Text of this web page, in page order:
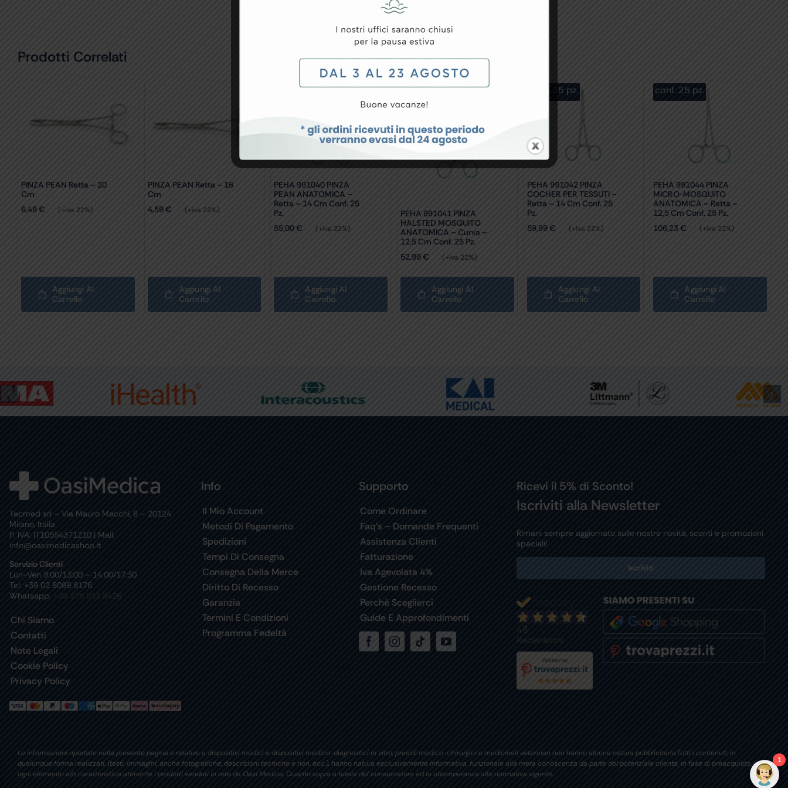
Prodotti Correlati
PINZA PEAN Retta – 20
Cm
6,48€ (+iva 22%)
Aggiungi Al
Carrello
PINZA PEAN Retta – 16
Cm
4,59 € (+iva 22%)
Aggiungi Al
Carrello
conf. 25 pz.
PEHA 991040 PINZA
PEAN ANATOMICA –
Retta – 14 Cm Conf. 25
Pz.
55,00€ (+iva 22%)
Aggiungi Al
Carrello
conf. 25 pz.
PEHA 991041 PINZA
HALSTED MOSQUITO
ANATOMICA – Curva –
12,5 Cm Conf. 25 Pz.
52,99 € (+iva 22%)
Aggiungi Al
Carrello
conf. 25 pz.
PEHA 991042 PINZA
COCHER PER TESSUTI –
Retta – 14 Cm Conf. 25
Pz.
59,99€ (+iva 22%)
Aggiungi Al
Carrello
conf. 25 pz.
PEHA 991044 PINZA
MICRO-MOSQUITO
ANATOMICA – Retta –
12,5 Cm Conf. 25 Pz.
106,23€ (+iva 22%)
Aggiungi Al
Carrello
Tecmed srl – Via Mauro Macchi, 8 – 20124
Milano, Italia
P. IVA: IT10554371210 | Mail:
info@oasimedicashop.it
Servizio Clienti
Lun-Ven 9:00/13:00 – 14:00/17:30
Tel: +39 02 8089 8176
Whatsapp: +39 375 933 8426
Chi Siamo
Contatti
Note Legali
Cookie Policy
Privacy Policy
Info
Il Mio Account
Metodi Di Pagamento
Spedizioni
Tempi Di Consegna
Consegna Della Merce
Diritto Di Recesso
Garanzia
Termini E Condizioni
Programma Fedeltà
Supporto
Come Ordinare
Faq’s – Domande Frequenti
Assistenza Clienti
Fatturazione
Iva Agevolata 4%
Gestione Recesso
Perchè Sceglierci
Guide E Approfondimenti
Ricevi il 5% di Sconto!
Iscriviti alla Newsletter
Rimani sempre aggiornato sulle nostre novità, sconti e promozioni
speciali!
Iscriviti
48
Recensioni
Le informazioni riportate nella presente pagina e relative a dispositivi medici e dispositivi medico-diagnostici in vitro, presidi medico-chirurgici e medicinali veterinari non hanno alcuna natura pubblicitaria.Tutti i contenuti, in
qualunque forma realizzati, (testi, immagini, anche fotografiche, descrizioni tecniche e non, ecc.), hanno natura esclusivamente informativa, funzionale alla mera conoscenza da parte del potenziale cliente, in fase di preacquisto, di
ogni elemento e/o caratteristica attinente i prodotti venduti in rete da Oasi Medica. Quanto sopra a tutela del consumatore ed in ottemperanza alla normativa vigente.
1